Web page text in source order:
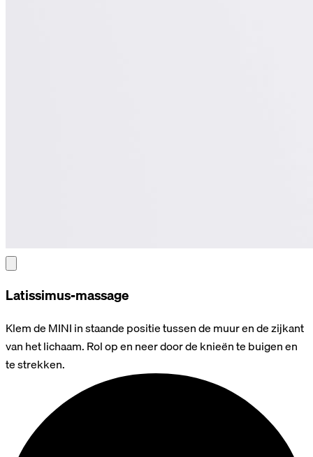
Latissimus-massage
Klem de MINI in staande positie tussen de muur en de zijkant
van het lichaam. Rol op en neer door de knieën te buigen en
te strekken.